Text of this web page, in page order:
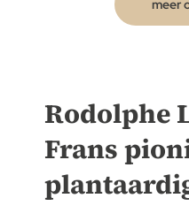
meer
Rodolphe
Frans